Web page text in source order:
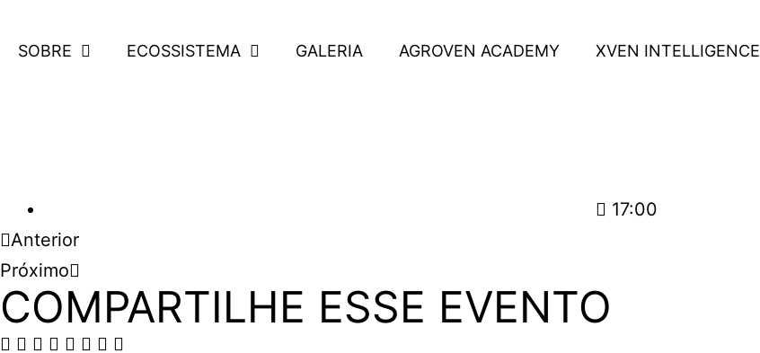
SOBRE ECOSSISTEMA GALERIA AGROVEN ACADEMY XVEN INTELLIGENCE
17:00
Anterior
Próximo
COMPARTILHE ESSE EVENTO